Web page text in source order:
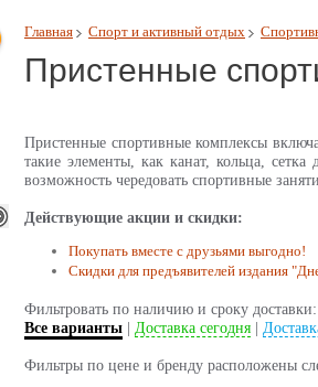
Главная Спорт и активный отдых
Пристенные
Пристенные спортивные комплексы
такие элементы, как канат, кольца, сетка
возможность чередовать спортивные
Действующие акции и скидки:
Покупать вместе с друзьями выгодно!
Скидки для предъявителей издания
Фильтровать по наличию и сроку доставки:
Все варианты
Доставка сегодня
Фильтры по цене и бренду расположены